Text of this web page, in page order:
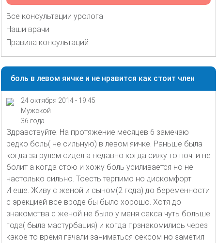
Все консультации уролога
Наши врачи
Правила консультаций
боль в левом яичке и не нравится как стоит член
24 октября 2014 - 19:45
Мужской
36 года
Здравствуйте. На протяжение месяцев 6 замечаю
редко боль( не сильную) в левом яичке. Раньше была
когда за рулем сидел а недавно когда сижу то почти не
болит а когда стою и хожу боль усиливается но не
настолько сильно. Тоесть терпимо но дискомфорт.
И еще. Живу с женой и сыном(2 года) до беременности
с эрекцией все вроде бы было хорошо. Хотя до
знакомства с женой не было у меня секса чуть больше
года( была мастурбация) и когда прзнакомились через
какое то время гачали заниматься сексом но заметил